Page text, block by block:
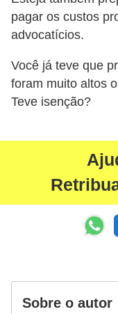
pagar os custos
advocatícios.
Você já teve que
foram muito altos
Teve isenção?
Sobre o autor
r
m
a
s
d
p
a